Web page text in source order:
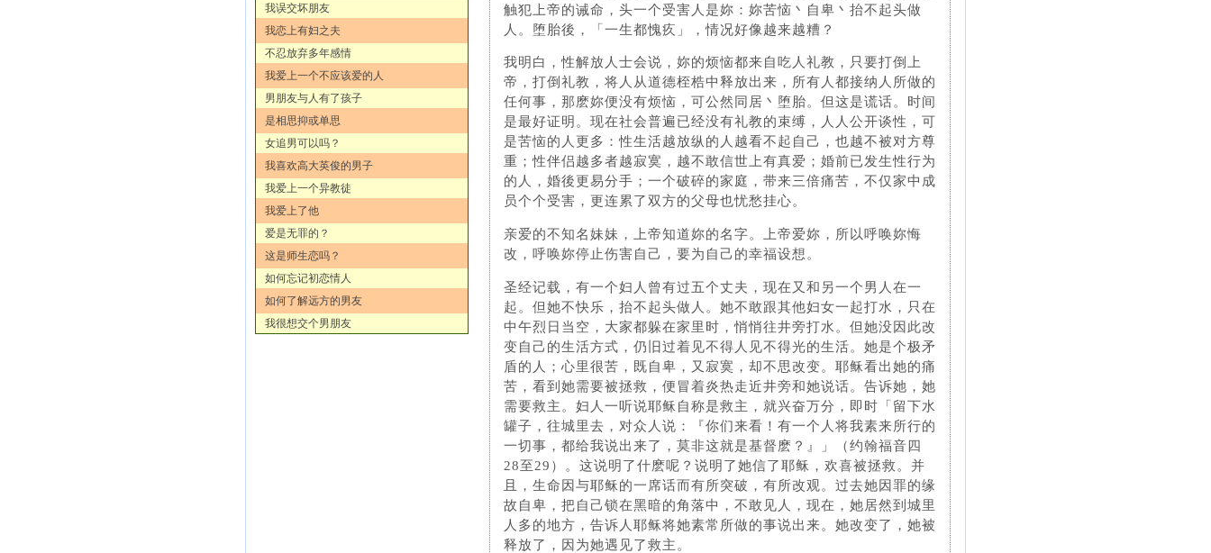
我误交坏朋友
我恋上有妇之夫
不忍放弃多年感情
我爱上一个不应该爱的人
男朋友与人有了孩子
是相思抑或单思
女追男可以吗？
我喜欢高大英俊的男子
我爱上一个异教徒
我爱上了他
爱是无罪的？
这是师生恋吗？
如何忘记初恋情人
如何了解远方的男友
我很想交个男朋友
触犯上帝的诫命，头一个受害人是妳：妳苦恼丶自卑丶抬不起头做
人。堕胎後，「一生都愧疚」，情况好像越来越糟？
我明白，性解放人士会说，妳的烦恼都来自吃人礼教，只要打倒上
帝，打倒礼教，将人从道德桎梏中释放出来，所有人都接纳人所做的
任何事，那麽妳便没有烦恼，可公然同居丶堕胎。但这是谎话。时间
是最好证明。现在社会普遍已经没有礼教的束缚，人人公开谈性，可
是苦恼的人更多：性生活越放纵的人越看不起自己，也越不被对方尊
重；性伴侣越多者越寂寞，越不敢信世上有真爱；婚前已发生性行为
的人，婚後更易分手；一个破碎的家庭，带来三倍痛苦，不仅家中成
员个个受害，更连累了双方的父母也忧愁挂心。
亲爱的不知名妹妹，上帝知道妳的名字。上帝爱妳，所以呼唤妳悔
改，呼唤妳停止伤害自己，要为自己的幸福设想。
圣经记载，有一个妇人曾有过五个丈夫，现在又和另一个男人在一
起。但她不快乐，抬不起头做人。她不敢跟其他妇女一起打水，只在
中午烈日当空，大家都躲在家里时，悄悄往井旁打水。但她没因此改
变自己的生活方式，仍旧过着见不得人见不得光的生活。她是个极矛
盾的人；心里很苦，既自卑，又寂寞，却不思改变。耶稣看出她的痛
苦，看到她需要被拯救，便冒着炎热走近井旁和她说话。告诉她，她
需要救主。妇人一听说耶稣自称是救主，就兴奋万分，即时「留下水
罐子，往城里去，对众人说：『你们来看！有一个人将我素来所行的
一切事，都给我说出来了，莫非这就是基督麽？』」（约翰福音四
28至29）。这说明了什麽呢？说明了她信了耶稣，欢喜被拯救。并
且，生命因与耶稣的一席话而有所突破，有所改观。过去她因罪的缘
故自卑，把自己锁在黑暗的角落中，不敢见人，现在，她居然到城里
人多的地方，告诉人耶稣将她素常所做的事说出来。她改变了，她被
释放了，因为她遇见了救主。